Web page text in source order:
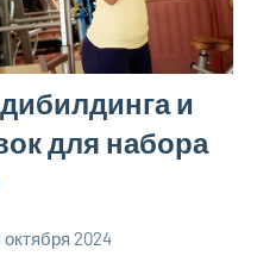
и
для набора
октября 2024